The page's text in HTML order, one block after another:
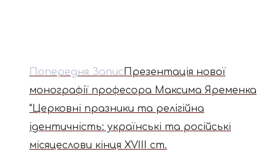
Попередня ЗаписПрезентація нової
монографії професора Максима Яременка
"Церковні празники та релігійна
ідентичність: українські та російські
місяцеслови кінця XVIII ст.